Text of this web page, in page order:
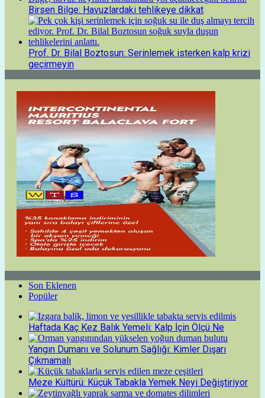
Birsen Bilge: Havuzlardaki tehlikeye dikkat
Prof. Dr. Bilal Boztosun: Serinlemek isterken kalp krizi
geçirmeyin
Son Eklenen
Popüler
Haftada Kaç Kez Balık Yemeli: Kalp İçin Ölçü Ne
Yangın Dumanı ve Solunum Sağlığı: Kimler Dışarı
Çıkmamalı
Meze Kültürü: Küçük Tabakla Yemek Neyi Değiştiriyor